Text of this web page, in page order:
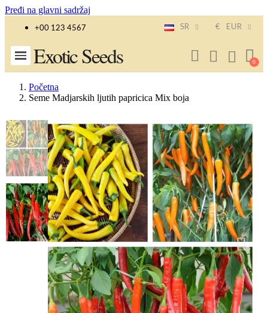
Pređi na glavni sadržaj
+00 123 4567 SR € EUR
Exotic Seeds
Početna
Seme Madjarskih ljutih papricica Mix boja